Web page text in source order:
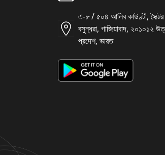
এ-৮ / ৫০৪ আলিব কাউণ্টী,
বসুন্ধরা, গাজিয়াবাদ, ২০১০১২
প্রদেশ, ভারত